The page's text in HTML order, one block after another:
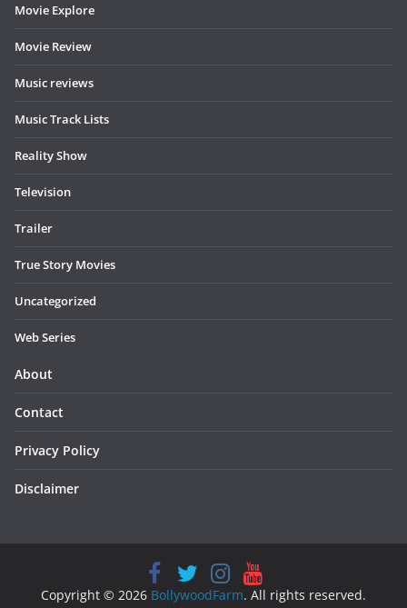
Movie Explore
Movie Review
Music reviews
Music Track Lists
Reality Show
Television
Trailer
True Story Movies
Uncategorized
Web Series
About
Contact
Privacy Policy
Disclaimer
Copyright © 2026 BollywoodFarm. All rights reserved.